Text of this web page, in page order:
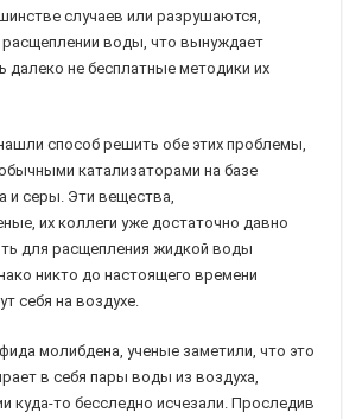
случаев или разрушаются,
расщеплении воды, что вынуждает
далеко не бесплатные методики их
способ решить обе этих проблемы,
катализаторами на базе
и серы. Эти вещества,
их коллеги уже достаточно давно
для расщепления жидкой воды
никто до настоящего времени
себя на воздухе.
молибдена, ученые заметили, что это
в себя пары воды из воздуха,
куда-то бесследно исчезали. Проследив